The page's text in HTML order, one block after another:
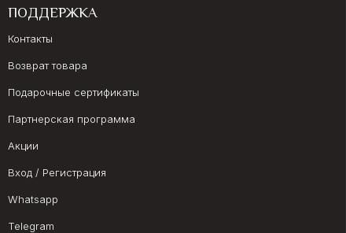
ПОДДЕРЖКА
Контакты
Возврат товара
Подарочные сертификаты
Партнерская программа
Акции
Вход / Регистрация
Whatsapp
Telegram